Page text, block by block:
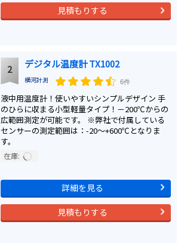
見積もりする
2 デジタル温度計 TX1002
横河計測 6件
液中用温度計！使いやすいシンプルデザイン 手
のひらに収まる小型軽量タイプ！－200℃からの
広範囲測定が可能です。 ※弊社で付属している
センサーの測定範囲は：-20～+600℃となりま
す。
在庫:
詳細を見る
見積もりする